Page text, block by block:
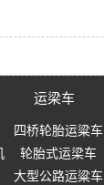
运梁车
四桥轮胎运粱车
轮胎式运梁车
大型公路运粱车